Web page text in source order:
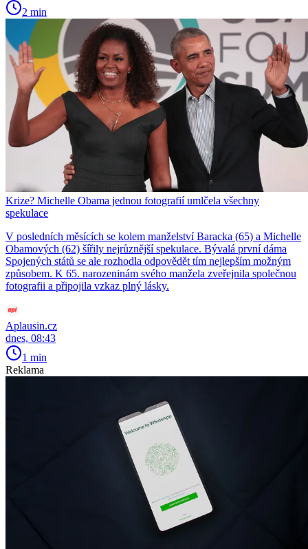
2 min
Krize? Michelle Obama jednou fotografií umlčela všechny
spekulace
V posledních měsících se kolem manželství Baracka (65) a Michelle
Obamových (62) šířily nejrůznější spekulace. Bývalá první dáma
Spojených států se ale rozhodla odpovědět tím nejlepším možným
způsobem. K 65. narozeninám svého manžela zveřejnila společnou
fotografii a připojila vzkaz plný lásky.
Aplausin.cz
dnes, 08:43
1 min
Reklama